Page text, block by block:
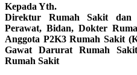
Kepada Yth.
Direktur Rumah Sakit dan
Perawat, Bidan, Dokter
Anggota P2K3 Rumah Sakit
Gawat Darurat Rumah
Rumah Sakit